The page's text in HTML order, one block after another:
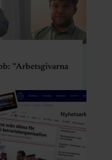
”Arbetsgivarna